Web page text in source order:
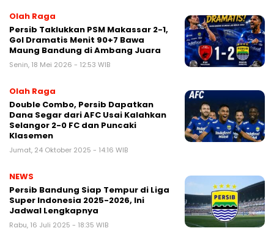
Olah Raga
Persib Taklukkan PSM Makassar 2-1,
Gol Dramatis Menit 90+7 Bawa
Maung Bandung di Ambang Juara
Senin, 18 Mei 2026 - 12:53 WIB
Olah Raga
Double Combo, Persib Dapatkan
Dana Segar dari AFC Usai Kalahkan
Selangor 2-0 FC dan Puncaki
Klasemen
Jumat, 24 Oktober 2025 - 14:16 WIB
NEWS
Persib Bandung Siap Tempur di Liga
Super Indonesia 2025-2026, Ini
Jadwal Lengkapnya
Rabu, 16 Juli 2025 - 18:35 WIB